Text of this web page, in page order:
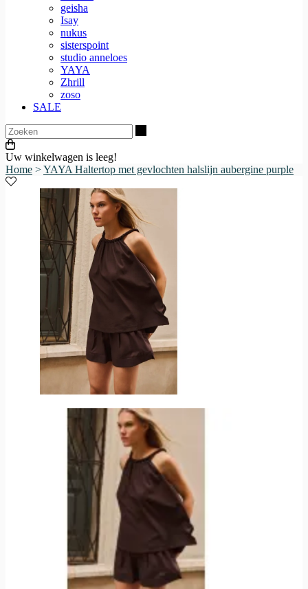
geisha
Isay
nukus
sisterspoint
studio anneloes
YAYA
Zhrill
zoso
SALE
Uw winkelwagen is leeg!
Home >YAYA Haltertop met gevlochten halslijn aubergine purple